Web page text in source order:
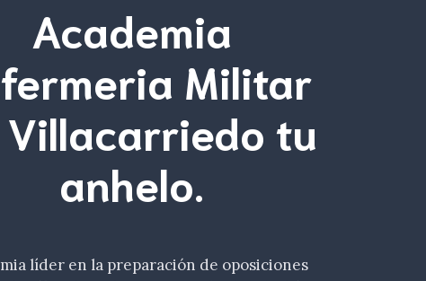
Academia
Militar
Villacarriedo tu
anhelo.
líder en la preparación de oposiciones